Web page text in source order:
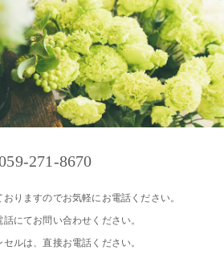
271-8670
りますのでお気軽にお電話ください。
にてお問い合わせください。
ルは、直接お電話ください。